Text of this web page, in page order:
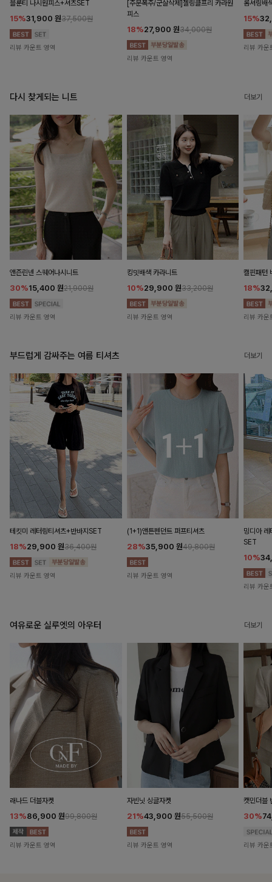
블룬티 나시원피스+셔츠SET
15%31,900 원37,500원
리뷰 카운트 영역
[주문폭주/군살삭제]젤링클프리 카라원
피스
18%27,900 원34,000원
리뷰 카운트 영역
롬셔링배
15%
리뷰 카운
다시 찾게되는 니트 더보기
앤즌린넨 스퀘어나시니트
30%15,400 원21,900원
리뷰 카운트 영역
킹밋배색 카라니트
10%29,900 원33,200원
리뷰 카운트 영역
캘핀패턴
18%
리뷰 카운
부드럽게 감싸주는 여름 티셔츠 더보기
테킷미 레터링티셔츠+반바지SET
18%29,900 원36,400원
리뷰 카운트 영역
(1+1)앤튼펜던트 퍼프티셔츠
28%35,900 원49,800원
리뷰 카운트 영역
밍디아 레
SET
10%
리뷰 카운
여유로운 실루엣의 아우터 더보기
래나드 더블자켓
13%86,900 원99,800원
리뷰 카운트 영역
자빈닛 싱글자켓
21%43,900 원55,500원
리뷰 카운트 영역
캣민더블
30%
리뷰 카운